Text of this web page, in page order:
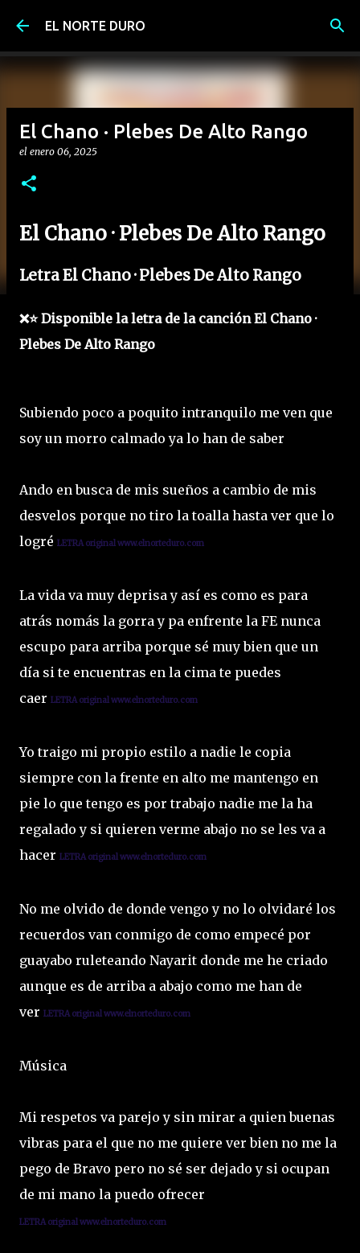
Ir al contenido principal
EL NORTE DURO
El Chano · Plebes De Alto Rango
el enero 06, 2025
El Chano · Plebes De Alto Rango
Letra El Chano · Plebes De Alto Rango
❌⭐ Disponible la letra de la canción El Chano ·
Plebes De Alto Rango
Subiendo poco a poquito intranquilo me ven que
soy un morro calmado ya lo han de saber
Ando en busca de mis sueños a cambio de mis
desvelos porque no tiro la toalla hasta ver que lo
logré LETRA original www.elnorteduro.com
La vida va muy deprisa y así es como es para
atrás nomás la gorra y pa enfrente la FE nunca
escupo para arriba porque sé muy bien que un
día si te encuentras en la cima te puedes
caer LETRA original www.elnorteduro.com
Yo traigo mi propio estilo a nadie le copia
siempre con la frente en alto me mantengo en
pie lo que tengo es por trabajo nadie me la ha
regalado y si quieren verme abajo no se les va a
hacer LETRA original www.elnorteduro.com
No me olvido de donde vengo y no lo olvidaré los
recuerdos van conmigo de como empecé por
guayabo ruleteando Nayarit donde me he criado
aunque es de arriba a abajo como me han de
ver LETRA original www.elnorteduro.com
Música
Mi respetos va parejo y sin mirar a quien buenas
vibras para el que no me quiere ver bien no me la
pego de Bravo pero no sé ser dejado y si ocupan
de mi mano la puedo ofrecer
LETRA original www.elnorteduro.com